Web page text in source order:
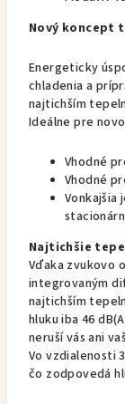
Nový koncept
Energeticky
chladenia a
najtichším
Ideálne pre
Vhodné
Vhodné
Vonkajšia
Najtichšie
Vďaka zvukovo
integrovaným
najtichším
hluku iba 46
neruší vás ani
Vo vzdialenosti
čo zodpovedá